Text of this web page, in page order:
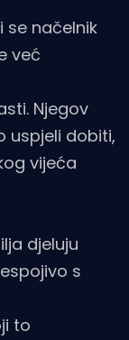
se načelnik
već
Njegov
uspjeli dobiti,
vijeća
djeluju
s
to